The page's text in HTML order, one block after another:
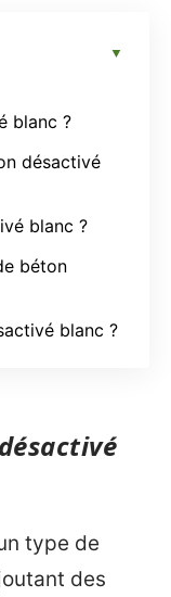
blanc ?
désactivé
blanc ?
béton
blanc ?
type de
des